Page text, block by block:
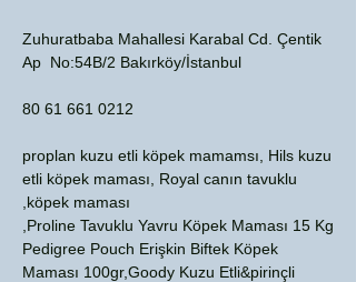
Zuhuratbaba Mahallesi Karabal Cd. Çentik
Ap No:54B/2 Bakırköy/İstanbul
0212 661 61 80
proplan kuzu etli köpek mamamsı, Hils kuzu
etli köpek maması, Royal canın tavuklu
köpek maması,
Proline Tavuklu Yavru Köpek Maması 15 Kg,
Pedigree Pouch Erişkin Biftek Köpek
Maması 100gr,Goody Kuzu Etli&pirinçli